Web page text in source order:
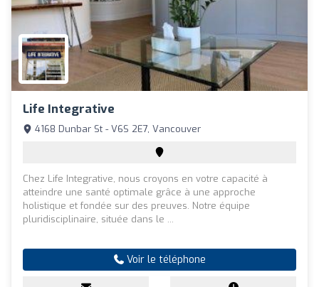
Life Integrative
4168 Dunbar St - V6S 2E7, Vancouver
Chez Life Integrative, nous croyons en votre capacité à
atteindre une santé optimale grâce à une approche
holistique et fondée sur des preuves. Notre équipe
pluridisciplinaire, située dans le ...
Voir le téléphone